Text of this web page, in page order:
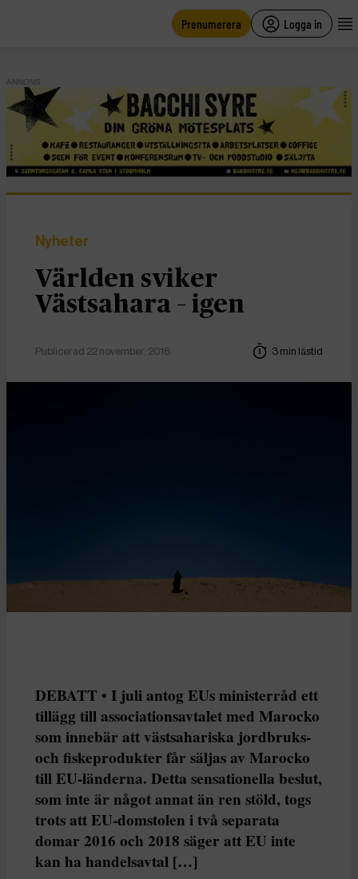
Prenumerera Logga in
ANNONS
Nyheter
Världen sviker
Västsahara – igen
Publicerad 22 november, 2018 3 min lästid
DEBATT • I juli antog EUs ministerråd ett
tillägg till associationsavtalet med Marocko
som innebär att västsahariska jordbruks-
och fiskeprodukter får säljas av Marocko
till EU-länderna. Detta sensationella beslut,
som inte är något annat än ren stöld, togs
trots att EU-domstolen i två separata
domar 2016 och 2018 säger att EU inte
kan ha handelsavtal […]